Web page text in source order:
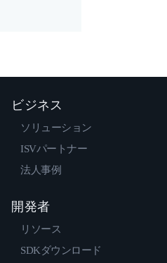
ビジネス
ソリューション
ISVパートナー
法人事例
開発者
リソース
SDKダウンロード